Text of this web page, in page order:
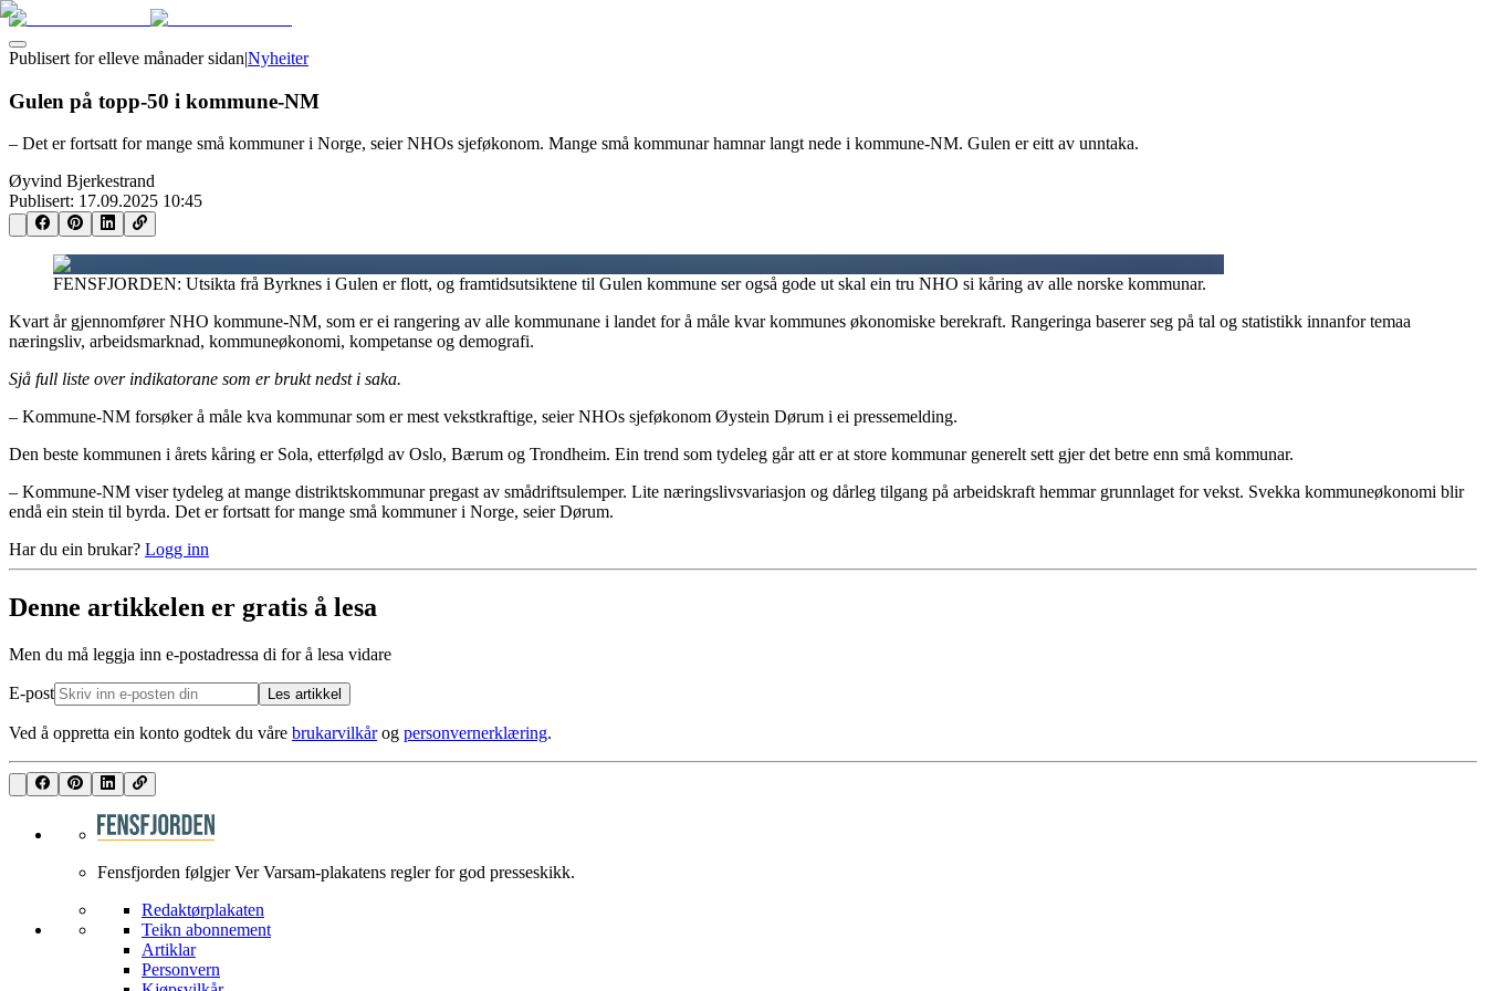
Publisert for elleve månader sidan|Nyheiter
Gulen på topp-50 i kommune-NM
– Det er fortsatt for mange små kommuner i Norge, seier NHOs sjeføkonom. Mange små kommunar hamnar langt nede i kommune-NM. Gulen er eitt av unntaka.
Øyvind Bjerkestrand
Publisert: 17.09.2025 10:45
FENSFJORDEN: Utsikta frå Byrknes i Gulen er flott, og framtidsutsiktene til Gulen kommune ser også gode ut skal ein tru NHO si kåring av alle norske kommunar.
Kvart år gjennomfører NHO kommune-NM, som er ei rangering av alle kommunane i landet for å måle kvar kommunes økonomiske berekraft. Rangeringa baserer seg på tal og statistikk innanfor temaa
næringsliv, arbeidsmarknad, kommuneøkonomi, kompetanse og demografi.
Sjå full liste over indikatorane som er brukt nedst i saka.
– Kommune-NM forsøker å måle kva kommunar som er mest vekstkraftige, seier NHOs sjeføkonom Øystein Dørum i ei pressemelding.
Den beste kommunen i årets kåring er Sola, etterfølgd av Oslo, Bærum og Trondheim. Ein trend som tydeleg går att er at store kommunar generelt sett gjer det betre enn små kommunar.
– Kommune-NM viser tydeleg at mange distriktskommunar pregast av smådriftsulemper. Lite næringslivsvariasjon og dårleg tilgang på arbeidskraft hemmar grunnlaget for vekst. Svekka kommuneøkonomi blir
endå ein stein til byrda. Det er fortsatt for mange små kommuner i Norge, seier Dørum.
Har du ein brukar? Logg inn
Denne artikkelen er gratis å lesa
Men du må leggja inn e-postadressa di for å lesa vidare
E-post Les artikkel
Ved å oppretta ein konto godtek du våre brukarvilkårog personvernerklæring.
Fensfjorden følgjer Ver Varsam-plakatens regler for god presseskikk.
Redaktørplakaten
Teikn abonnement
Artiklar
Personvern